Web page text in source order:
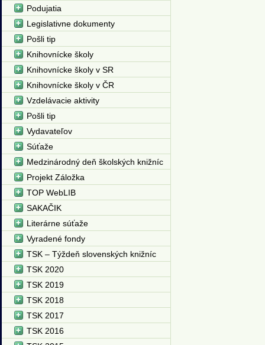
Podujatia
Legislativne dokumenty
Pošli tip
Knihovnícke školy
Knihovnícke školy v SR
Knihovnícke školy v ČR
Vzdelávacie aktivity
Pošli tip
Vydavateľov
Súťaže
Medzinárodný deň školských knižníc
Projekt Záložka
TOP WebLIB
SAKAČIK
Literárne súťaže
Vyradené fondy
TSK – Týždeň slovenských knižníc
TSK 2020
TSK 2019
TSK 2018
TSK 2017
TSK 2016